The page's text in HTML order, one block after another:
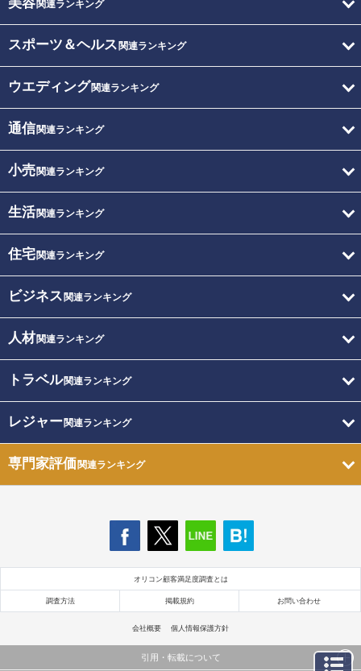
美容関連ランキング
スポーツ＆ヘルス 関連ランキング
ウエディング関連ランキング
通信関連ランキング
小売関連ランキング
生活関連ランキング
住宅関連ランキング
ビジネス 関連ランキング
人材関連ランキング
トラベル関連ランキング
レジャー関連ランキング
専門家評価関連ランキング
オリコン顧客満足度調査とは
調査方法 掲載規約 お問い合わせ
会社概要 個人情報保護方針
引用・転載について